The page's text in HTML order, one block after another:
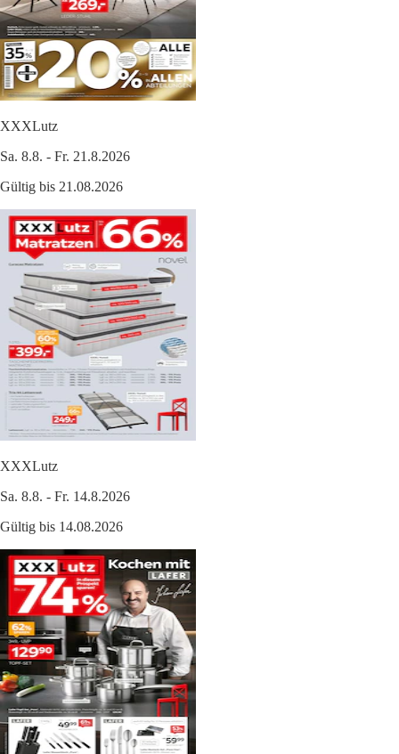
XXXLutz
Sa. 8.8. - Fr. 21.8.2026
Gültig bis 21.08.2026
XXXLutz
Sa. 8.8. - Fr. 14.8.2026
Gültig bis 14.08.2026